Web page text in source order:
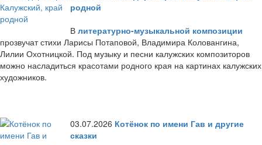
родной
В литературно-музыкальной композиции
прозвучат стихи Ларисы Потаповой, Владимира Коловангина,
Лилии Охотницкой. Под музыку и песни калужских композиторов
можно насладиться красотами родного края на картинах калужских
художников.
03.07.2026 Котёнок по имени Гав и другие
сказки